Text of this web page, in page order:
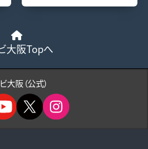
大阪Topへ
大阪（公式）